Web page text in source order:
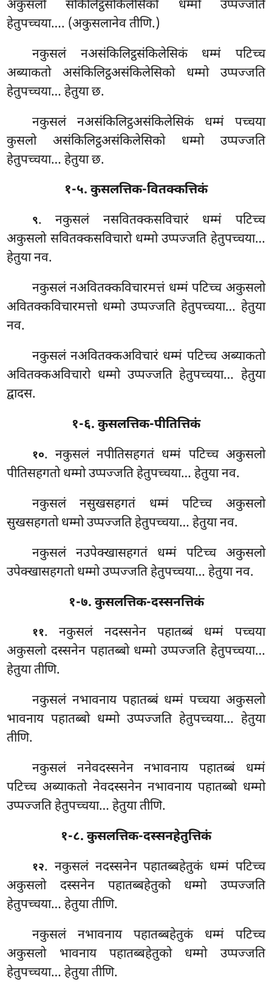
अकुसलो संकिलिट्ठसंकिलेसिको धम्मो उप्पज्जति
हेतुपच्चया…. (अकुसलानेव तीणि.)
नकुसलं नअसंकिलिट्ठसंकिलेसिकं धम्मं पटिच्च
अब्याकतो असंकिलिट्ठअसंकिलेसिको धम्मो उप्पज्जति
हेतुपच्चया… हेतुया छ.
नकुसलं नअसंकिलिट्ठअसंकिलेसिकं धम्मं पच्चया
कुसलो असंकिलिट्ठअसंकिलेसिको धम्मो उप्पज्जति
हेतुपच्चया… हेतुया छ.
१-५. कुसलत्तिक-वितक्कत्तिकं
९. नकुसलं नसवितक्कसविचारं धम्मं पटिच्च
अकुसलो सवितक्कसविचारो धम्मो उप्पज्जति हेतुपच्चया…
हेतुया नव.
नकुसलं नअवितक्कविचारमत्तं धम्मं पटिच्च अकुसलो
अवितक्कविचारमत्तो धम्मो उप्पज्जति हेतुपच्चया… हेतुया
नव.
नकुसलंनअवितक्कअविचारं धम्मं पटिच्च अब्याकतो
अवितक्कअविचारो धम्मो उप्पज्जति हेतुपच्चया… हेतुया
द्वादस.
१-६. कुसलत्तिक-पीतित्तिकं
१०. नकुसलं नपीतिसहगतं धम्मं पटिच्च अकुसलो
पीतिसहगतो धम्मो उप्पज्जति हेतुपच्चया… हेतुया नव.
नकुसलं नसुखसहगतं धम्मं पटिच्च अकुसलो
सुखसहगतो धम्मो उप्पज्जति हेतुपच्चया… हेतुया नव.
नकुसलं नउपेक्खासहगतं धम्मं पटिच्च अकुसलो
उपेक्खासहगतोधम्मो उप्पज्जति हेतुपच्चया… हेतुया नव.
१-७. कुसलत्तिक-दस्सनत्तिकं
११. नकुसलं नदस्सनेन पहातब्बं धम्मं पच्चया
अकुसलो दस्सनेन पहातब्बो धम्मो उप्पज्जति हेतुपच्चया…
हेतुया तीणि.
नकुसलं नभावनाय पहातब्बं धम्मं पच्चया अकुसलो
भावनाय पहातब्बो धम्मो उप्पज्जति हेतुपच्चया… हेतुया
तीणि.
नकुसलं ननेवदस्सनेन नभावनाय पहातब्बं धम्मं
पटिच्च अब्याकतो नेवदस्सनेन नभावनाय पहातब्बो धम्मो
उप्पज्जति हेतुपच्चया… हेतुया तीणि.
१-८. कुसलत्तिक-दस्सनहेतुत्तिकं
१२. नकुसलं नदस्सनेन पहातब्बहेतुकं धम्मं पटिच्च
अकुसलो दस्सनेन पहातब्बहेतुको धम्मो उप्पज्जति
हेतुपच्चया… हेतुया तीणि.
नकुसलं नभावनाय पहातब्बहेतुकं धम्मं पटिच्च
अकुसलो भावनाय पहातब्बहेतुको धम्मो उप्पज्जति
हेतुपच्चया… हेतुयातीणि.